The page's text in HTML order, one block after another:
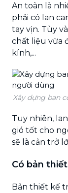
An toàn là
phải có lan
tay vịn. Tùy
chất liệu vừa
kính,...
Xây dựng ban
Tuy nhiên,
gió tốt cho
sẽ là cản trở
Có bản
Bản thiết kế